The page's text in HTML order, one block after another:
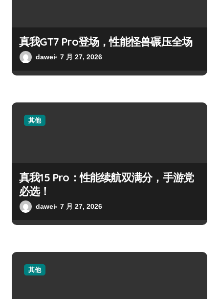
真我GT7 Pro登场，性能怪兽碾压全场
dawei 7 月 27, 2026
其他
真我15 Pro：性能续航双满分，手游党
必选！
dawei 7 月 27, 2026
其他